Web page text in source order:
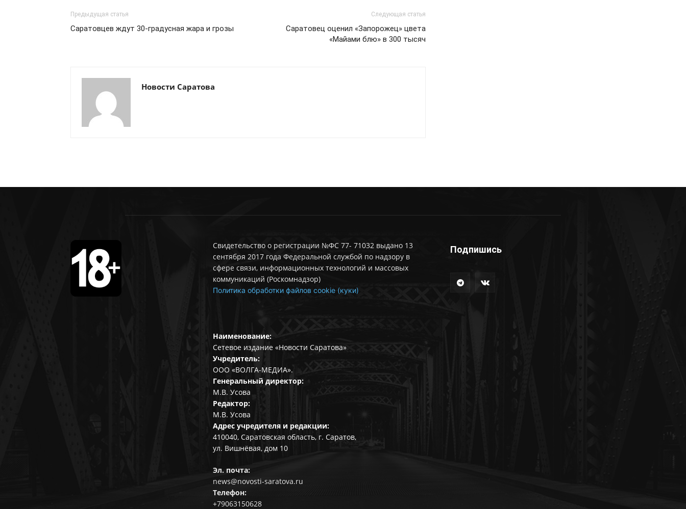
Предыдущая статья
Саратовцев ждут 30-градусная жара и грозы
Следующая статья
Саратовец оценил «Запорожец» цвета
«Майами блю» в 300 тысяч
Новости Саратова
Свидетельство о регистрации №ФС 77- 71032 выдано 13
сентября 2017 года Федеральной службой по надзору в
сфере связи, информационных технологий и массовых
коммуникаций (Роскомнадзор)
Политика обработки файлов cookie (куки)
Наименование:
Сетевое издание «Новости Саратова»
Учредитель:
ООО «ВОЛГА-МЕДИА».
Генеральный директор:
М.В. Усова
Редактор:
М.В. Усова
Адрес учредителя и редакции:
410040, Саратовская область, г. Саратов,
ул. Вишнёвая, дом 10
Эл. почта:
news@novosti-saratova.ru
Телефон:
+79063150628
Подпишись